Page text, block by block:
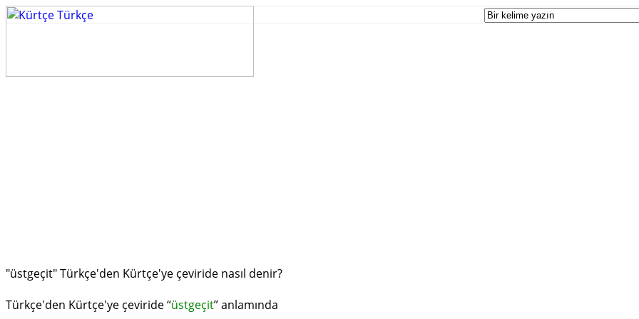
"üstgeçit" Türkçe'den Kürtçe'ye çeviride nasıl denir?
Türkçe'den Kürtçe'ye çeviride “üstgeçit” anlamında